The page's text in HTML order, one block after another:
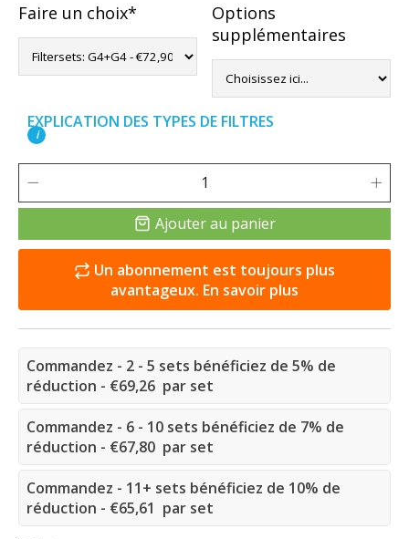
Faire un choix*
Options
supplémentaires
EXPLICATION DES TYPES DE FILTRES
i
Ajouter au panier
Un abonnement est toujours plus
avantageux. En savoir plus
Commandez - 2 - 5 sets bénéficiez de 5% de
réduction - €69,26 par set
Commandez - 6 - 10 sets bénéficiez de 7% de
réduction - €67,80 par set
Commandez - 11+ sets bénéficiez de 10% de
réduction - €65,61 par set